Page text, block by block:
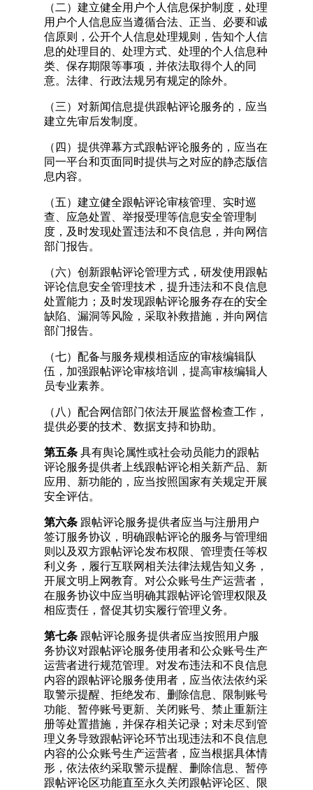
（二）建立健全用户个人信息保护制度，处理
用户个人信息应当遵循合法、正当、必要和诚
信原则，公开个人信息处理规则，告知个人信
息的处理目的、处理方式、处理的个人信息种
类、保存期限等事项，并依法取得个人的同
意。法律、行政法规另有规定的除外。
（三）对新闻信息提供跟帖评论服务的，应当
建立先审后发制度。
（四）提供弹幕方式跟帖评论服务的，应当在
同一平台和页面同时提供与之对应的静态版信
息内容。
（五）建立健全跟帖评论审核管理、实时巡
查、应急处置、举报受理等信息安全管理制
度，及时发现处置违法和不良信息，并向网信
部门报告。
（六）创新跟帖评论管理方式，研发使用跟帖
评论信息安全管理技术，提升违法和不良信息
处置能力；及时发现跟帖评论服务存在的安全
缺陷、漏洞等风险，采取补救措施，并向网信
部门报告。
（七）配备与服务规模相适应的审核编辑队
伍，加强跟帖评论审核培训，提高审核编辑人
员专业素养。
（八）配合网信部门依法开展监督检查工作，
提供必要的技术、数据支持和协助。
第五条 具有舆论属性或社会动员能力的跟帖
评论服务提供者上线跟帖评论相关新产品、新
应用、新功能的，应当按照国家有关规定开展
安全评估。
第六条 跟帖评论服务提供者应当与注册用户
签订服务协议，明确跟帖评论的服务与管理细
则以及双方跟帖评论发布权限、管理责任等权
利义务，履行互联网相关法律法规告知义务，
开展文明上网教育。对公众账号生产运营者，
在服务协议中应当明确其跟帖评论管理权限及
相应责任，督促其切实履行管理义务。
第七条 跟帖评论服务提供者应当按照用户服
务协议对跟帖评论服务使用者和公众账号生产
运营者进行规范管理。对发布违法和不良信息
内容的跟帖评论服务使用者，应当依法依约采
取警示提醒、拒绝发布、删除信息、限制账号
功能、暂停账号更新、关闭账号、禁止重新注
册等处置措施，并保存相关记录；对未尽到管
理义务导致跟帖评论环节出现违法和不良信息
内容的公众账号生产运营者，应当根据具体情
形，依法依约采取警示提醒、删除信息、暂停
跟帖评论区功能直至永久关闭跟帖评论区、限